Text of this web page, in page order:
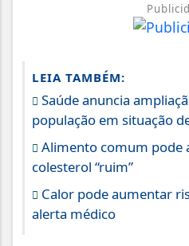
LEIA TAMBÉM:
Saúde anuncia
população em situação
Alimento comum pode
colesterol “ruim”
Calor pode aumentar
alerta médico